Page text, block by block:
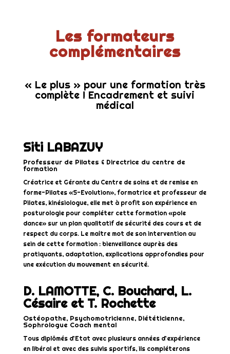
Les formateurs
complémentaires
« Le plus » pour une formation très
complète ! Encadrement et suivi
médical
Siti LABAZUY
Professeur de Pilates & Directrice du centre de
formation
Créatrice et Gérante du Centre de soins et de remise en
forme-Pilates «S-Evolution», formatrice et professeur de
Pilates, kinésiologue, elle met à profit son expérience en
posturologie pour compléter cette formation «pole
dance» sur un plan qualitatif de sécurité des cours et de
respect du corps. Le maître mot de son intervention au
sein de cette formation : bienveillance auprès des
pratiquants, adaptation, explications approfondies pour
une exécution du mouvement en sécurité.
D. LAMOTTE, C. Bouchard, L.
Césaire et T. Rochette
Ostéopathe, Psychomotricienne, Diététicienne,
Sophrologue Coach mental
Tous diplômés d’Etat avec plusieurs années d’expérience
en libéral et avec des suivis sportifs, ils compléterons